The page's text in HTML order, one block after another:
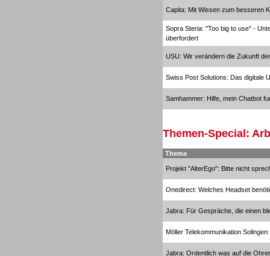
Capita: Mit Wissen zum besseren
Sopra Steria: "Too big to use" -
überfordert
USU: Wir verändern die Zukunft
Swiss Post Solutions: Das digitale
Samhammer: Hilfe, mein Chatbot
Themen-Special:
Thema
Projekt "AlterEgo": Bitte nicht
Onedirect: Welches Headset
Jabra: Für Gespräche, die einen
Möller Telekommunikation
Jabra: Ordentlich was auf die